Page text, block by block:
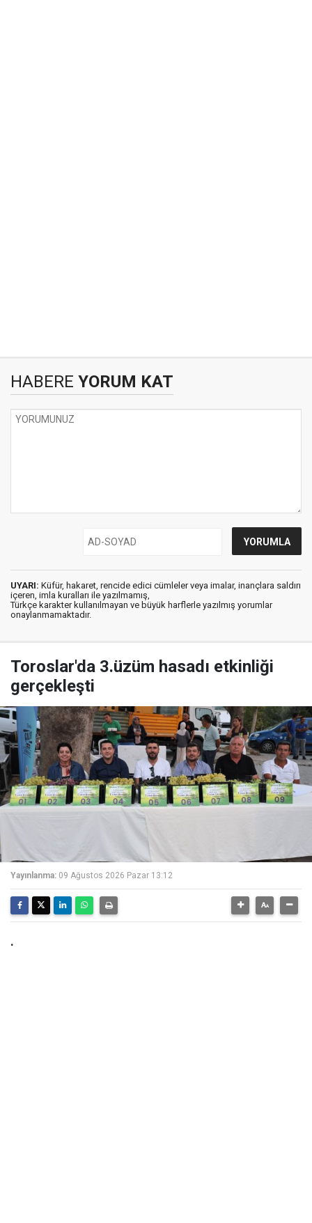
HABERE YORUM KAT
UYARI: Küfür, hakaret, rencide edici cümleler veya imalar, inançlara saldırı
içeren, imla kuralları ile yazılmamış,
Türkçe karakter kullanılmayan ve büyük harflerle yazılmış yorumlar
onaylanmamaktadır.
Toroslar'da 3.üzüm hasadı etkinliği
gerçekleşti
Yayınlanma: 09 Ağustos 2026 Pazar 13:12
.